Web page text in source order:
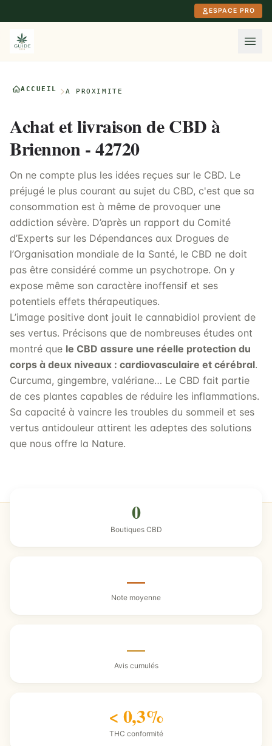
ESPACE PRO
ACCUEIL À PROXIMITÉ
Achat et livraison de CBD à
Briennon - 42720
On ne compte plus les idées reçues sur le CBD. Le
préjugé le plus courant au sujet du CBD, c'est que sa
consommation est à même de provoquer une
addiction sévère. D’après un rapport du Comité
d’Experts sur les Dépendances aux Drogues de
l’Organisation mondiale de la Santé, le CBD ne doit
pas être considéré comme un psychotrope. On y
expose même son caractère inoffensif et ses
potentiels effets thérapeutiques.
L’image positive dont jouit le cannabidiol provient de
ses vertus. Précisons que de nombreuses études ont
montré que le CBD assure une réelle protection du
corps à deux niveaux : cardiovasculaire et cérébral.
Curcuma, gingembre, valériane… Le CBD fait partie
de ces plantes capables de réduire les inflammations.
Sa capacité à vaincre les troubles du sommeil et ses
vertus antidouleur attirent les adeptes des solutions
que nous offre la Nature.
0
Boutiques CBD
—
Note moyenne
—
Avis cumulés
< 0,3%
THC conformité